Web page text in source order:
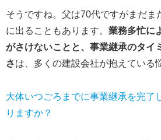
そうですね。父は70代ですがまだま
に出ることもあります。 業務多忙に
がさけないことと、事業継承のタイ
さは、多くの建設会社が抱えている
大体いつごろまでに事業継承を完了
りますか？